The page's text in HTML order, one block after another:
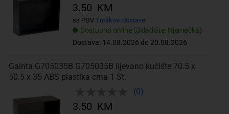
Dostupno online (Skladište: Njemačka)
Dostava: 14.08.2026 do 20.08.2026
3.50 KM
sa PDV Troškovi dostave
Gainta G705035B G705035B lijevano kućište 70.5 x
50.5 x 35 ABS plastika crna 1 St.
(0)
3.50 KM